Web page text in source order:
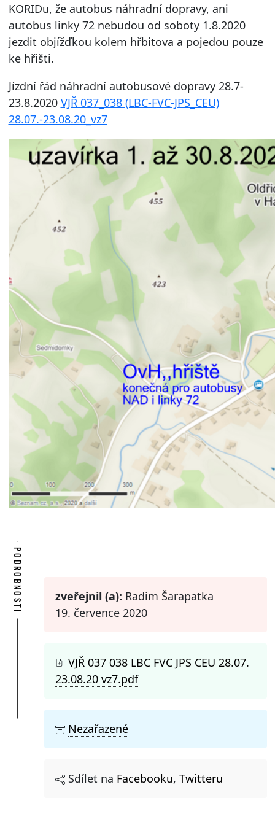
KORIDu, že autobus náhradní dopravy, ani
autobus linky 72 nebudou od soboty 1.8.2020
jezdit objížďkou kolem hřbitova a pojedou pouze
ke hřišti.
Jízdní řád náhradní autobusové dopravy 28.7-
23.8.2020 VJŘ 037_038 (LBC-FVC-JPS_CEU)
28.07.-23.08.20_vz7
PODROBNOSTI zveřejnil (a): Radim Šarapatka
19. července 2020
VJŘ 037 038 LBC FVC JPS CEU 28.07.
23.08.20 vz7.pdf
Nezařazené
Sdílet na Facebooku, Twitteru